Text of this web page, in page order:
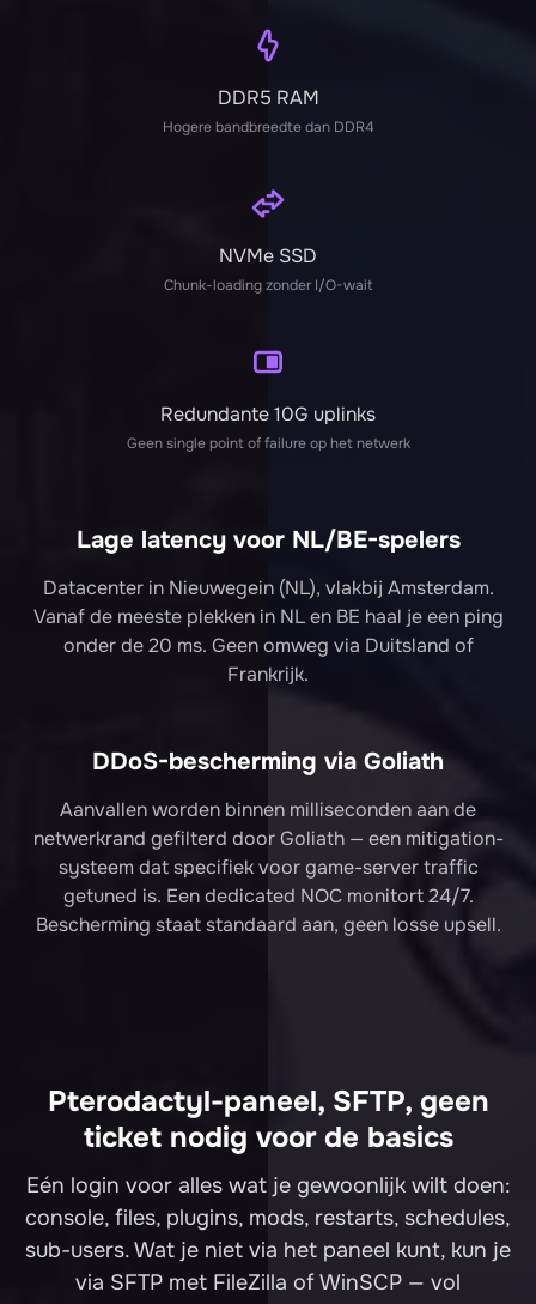
DDR5 RAM
Hogere bandbreedte dan DDR4
NVMe SSD
Chunk-loading zonder I/O-wait
Redundante 10G uplinks
Geen single point of failure op het netwerk
Lage latency voor NL/BE-spelers
Datacenter in Nieuwegein (NL), vlakbij Amsterdam.
Vanaf de meeste plekken in NL en BE haal je een ping
onder de 20 ms. Geen omweg via Duitsland of
Frankrijk.
DDoS-bescherming via Goliath
Aanvallen worden binnen milliseconden aan de
netwerkrand gefilterd door Goliath — een mitigation-
systeem dat specifiek voor game-server traffic
getuned is. Een dedicated NOC monitort 24/7.
Bescherming staat standaard aan, geen losse upsell.
Pterodactyl-paneel, SFTP, geen
ticket nodig voor de basics
Eén login voor alles wat je gewoonlijk wilt doen:
console, files, plugins, mods, restarts, schedules,
sub-users. Wat je niet via het paneel kunt, kun je
via SFTP met FileZilla of WinSCP — vol